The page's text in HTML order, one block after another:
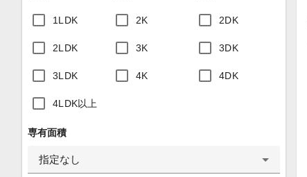
1LDK 2K 2DK
2LDK 3K 3DK
3LDK 4K 4DK
4LDK以上
専有面積
指定なし